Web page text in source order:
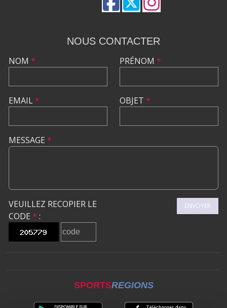
NOUS CONTACTER
NOM *
EMAIL*
PRÉNOM *
OBJET *
MESSAGE *
VEUILLEZ RECOPIER LE
CODE * :
ENVOYER
SPORTSREGIONS